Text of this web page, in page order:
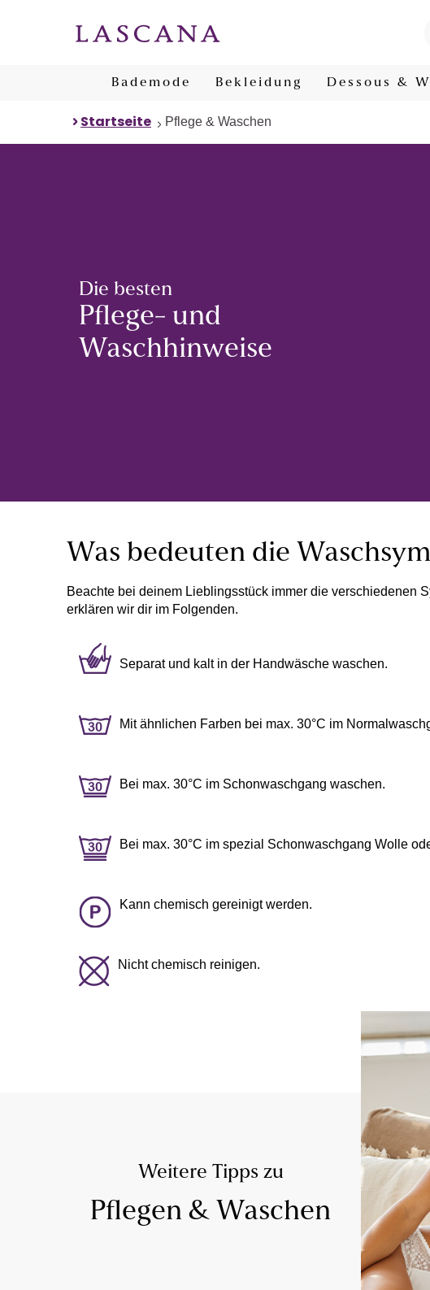
Bademode Bekleidung Dessous &
Startseite Pflege & Waschen
Die besten
Pflege- und
Waschhinweise
Was bedeuten die
Beachte bei deinem Lieblingsstück immer die verschiedenen
erklären wir dir im Folgenden.
Separat und kalt in der Handwäsche waschen.
Mit ähnlichen Farben bei max. 30°C im
Bei max. 30°C im Schonwaschgang waschen.
Bei max. 30°C im spezial Schonwaschgang Wolle
Kann chemisch gereinigt werden.
Nicht chemisch reinigen.
Weitere Tipps zu
Pflegen & Waschen